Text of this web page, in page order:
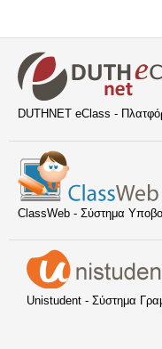
DUTHNET eClass -
ClassWeb - Σύστημα
Unistudent - Σύστημα